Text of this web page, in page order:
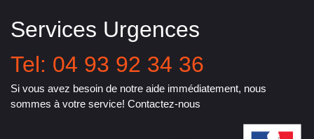
Services Urgences
Tel: 04 93 92 34 36
Si vous avez besoin de notre aide immédiatement, nous
sommes à votre service! Contactez-nous